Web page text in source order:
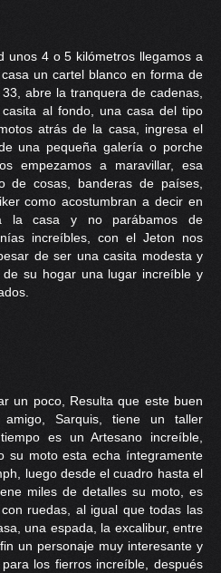
unos 4 o 5 kilómetros llegamos a
un cartel blanco en forma de
abre la tranquera de cadenas,
al fondo, una casa del tipo
atrás de la casa, ingresa el
una pequeña galería o porche
empezamos a maravillar, esa
de cosas, banderas de países,
como acostumbran a decir en
la casa y no parábamos de
increíbles, con el Jeton nos
de ser una casita modesta y
su hogar una lugar increíble y
un poco, Resulta que este buen
Sarquis, tiene un taller
es un Artesano increíble,
su moto esta echa íntegramente
luego desde el cuadro hasta el
miles de detalles su moto, es
ruedas, al igual que todas las
una espada, la excalibur, entre
un personaje muy interesante y
los fierros increíble, después